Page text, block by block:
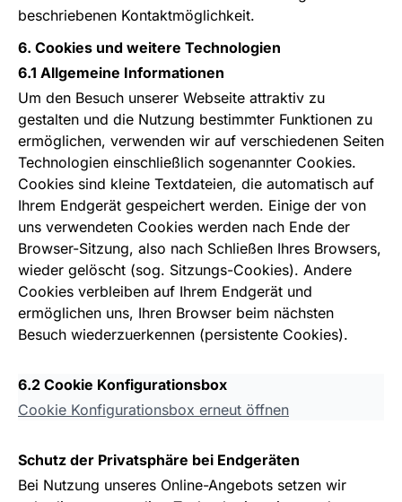
beschriebenen Kontaktmöglichkeit.
6. Cookies und weitere Technologien
6.1 Allgemeine Informationen
Um den Besuch unserer Webseite attraktiv zu
gestalten und die Nutzung bestimmter Funktionen zu
ermöglichen, verwenden wir auf verschiedenen Seiten
Technologien einschließlich sogenannter Cookies.
Cookies sind kleine Textdateien, die automatisch auf
Ihrem Endgerät gespeichert werden. Einige der von
uns verwendeten Cookies werden nach Ende der
Browser-Sitzung, also nach Schließen Ihres Browsers,
wieder gelöscht (sog. Sitzungs-Cookies). Andere
Cookies verbleiben auf Ihrem Endgerät und
ermöglichen uns, Ihren Browser beim nächsten
Besuch wiederzuerkennen (persistente Cookies).
6.2 Cookie Konfigurationsbox
Cookie Konfigurationsbox erneut öffnen
Schutz der Privatsphäre bei Endgeräten
Bei Nutzung unseres Online-Angebots setzen wir